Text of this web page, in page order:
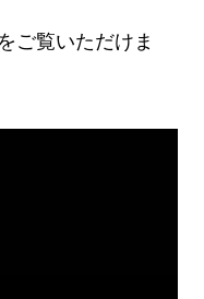
ご覧いただけま